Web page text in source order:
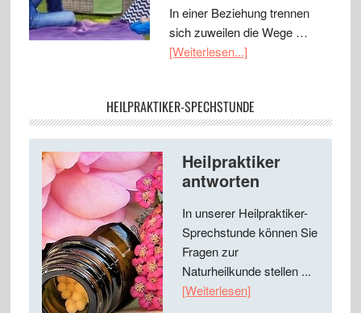
In einer Beziehung trennen
sich zuweilen die Wege …
[Weiterlesen...]
HEILPRAKTIKER-SPECHSTUNDE
Heilpraktiker
antworten
In unserer Heilpraktiker-
Sprechstunde können Sie
Fragen zur
Naturheilkunde stellen ...
[Weiterlesen]